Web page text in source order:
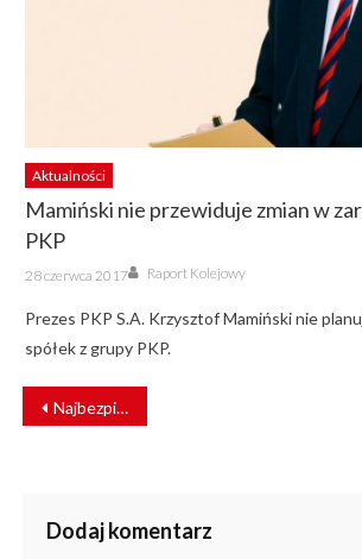
Aktualności
Mamiński nie przewiduje zmian w
PKP
Posted
on
28 czerwca 2017 Author
Raport Kolejowy
Prezes PKP S.A. Krzysztof Mamiński nie
spółek z grupy PKP.
NAWIGACJA
WPISU
Najbezpieczniejszy rok od piętnastu lat na wrocławskich torach
Dodaj komentarz